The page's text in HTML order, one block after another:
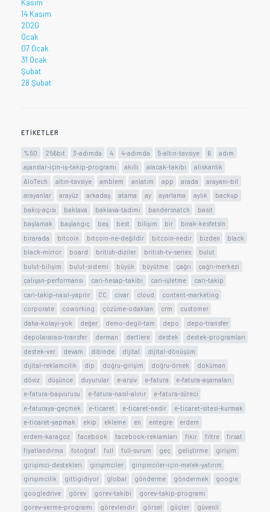
Kasım
14 Kasım
2020
Ocak
07 Ocak
31 Ocak
Şubat
28 Şubat
ETIKETLER
%50 256bit 3-adımda 4 4-adımda 5-altın-tavsiye 6
adım
ajanslar-için-iş-takip-programı
akıllı alacak-takibi
aliskanlik
AloTech
altın-tavsiye amblem anlatım app arada
arayanı-bil
arayanlar
arayüz arkadaş atama ay ayarlama aylık
backup
bakış-açısı
baklava baklava-tadimi bandersnatch
basit
başlamak
başlangıç beş best bilişim bir
birak-kesfetsin
birarada
bitcoin bitcoin-ne-değildir bitcoin-nedir bizden
black
black-mirror
board british-diziler british-tv-series
bulut
bulut-bilişim
bulut-sistemi büyük büyütme çağrı
çağrı-merkezi
çalışan-performansı
cari-hesap-takibi cari-işletme
cari-takip
cari-takip-nasıl-yapılır
CC civar cloud
content-marketing
corporate
coworking çözüme-odaklan crm
customer
daha-kolayı-yok
değer demo-degil-tam depo
depo-transfer
depolararası-transfer
derman dertlere destek
destek-programları
destek-ver
devam dibinde dijital
dijital-dönüşüm
dijital-reklamcilik
dip doğru-girişim doğru-örnek
doküman
döviz
düşünce duyurular e-arşiv e-fatura
e-fatura-aşamaları
e-fatura-başvurusu
e-fatura-nasıl-alınır
e-fatura-süreci
e-faturaya-geçmek
e-ticaret e-ticaret-nedir
e-ticaret-sitesi-kurmak
e-ticaret-yapmak
ekip ekleme en entegre
erdem
erdem-karagoz
facebook facebook-reklamları fikir filtre
fırsat
fiyatlandırma
fotoğraf full full-surum geç geliştirme
girişim
girişimci-destekleri
girişimciler
girişimciler-için-melek-yatırım
girişimcilik
gittigidiyor global gönderme göndermek
google
googledrive
görev gorev-takibi
gorev-takip-programı
gorev-verme-programı
görevlendir görsel güçler
güvenli